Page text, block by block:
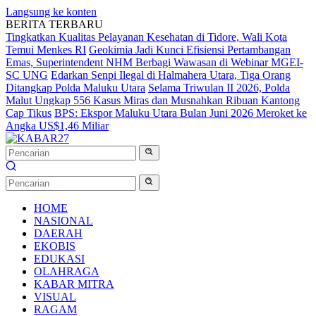
Langsung ke konten
BERITA TERBARU
Tingkatkan Kualitas Pelayanan Kesehatan di Tidore, Wali Kota
Temui Menkes RI Geokimia Jadi Kunci Efisiensi Pertambangan
Emas, Superintendent NHM Berbagi Wawasan di Webinar MGEI-
SC UNG Edarkan Senpi Ilegal di Halmahera Utara, Tiga Orang
Ditangkap Polda Maluku Utara Selama Triwulan II 2026, Polda
Malut Ungkap 556 Kasus Miras dan Musnahkan Ribuan Kantong
Cap Tikus BPS: Ekspor Maluku Utara Bulan Juni 2026 Meroket ke
Angka US$1,46 Miliar
HOME
NASIONAL
DAERAH
EKOBIS
EDUKASI
OLAHRAGA
KABAR MITRA
VISUAL
RAGAM